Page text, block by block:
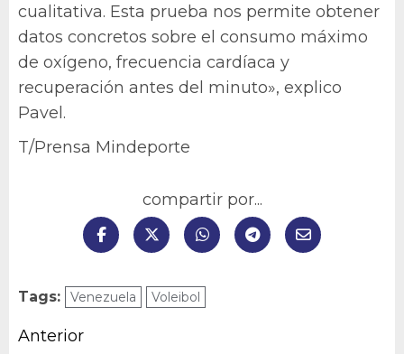
cualitativa. Esta prueba nos permite obtener
datos concretos sobre el consumo máximo
de oxígeno, frecuencia cardíaca y
recuperación antes del minuto», explico
Pavel.
T/Prensa Mindeporte
compartir por...
Tags: Venezuela Voleibol
Navegación
Anterior